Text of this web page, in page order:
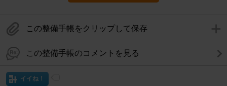
この整備手帳をクリップして保存
この整備手帳のコメントを見る
イイね！